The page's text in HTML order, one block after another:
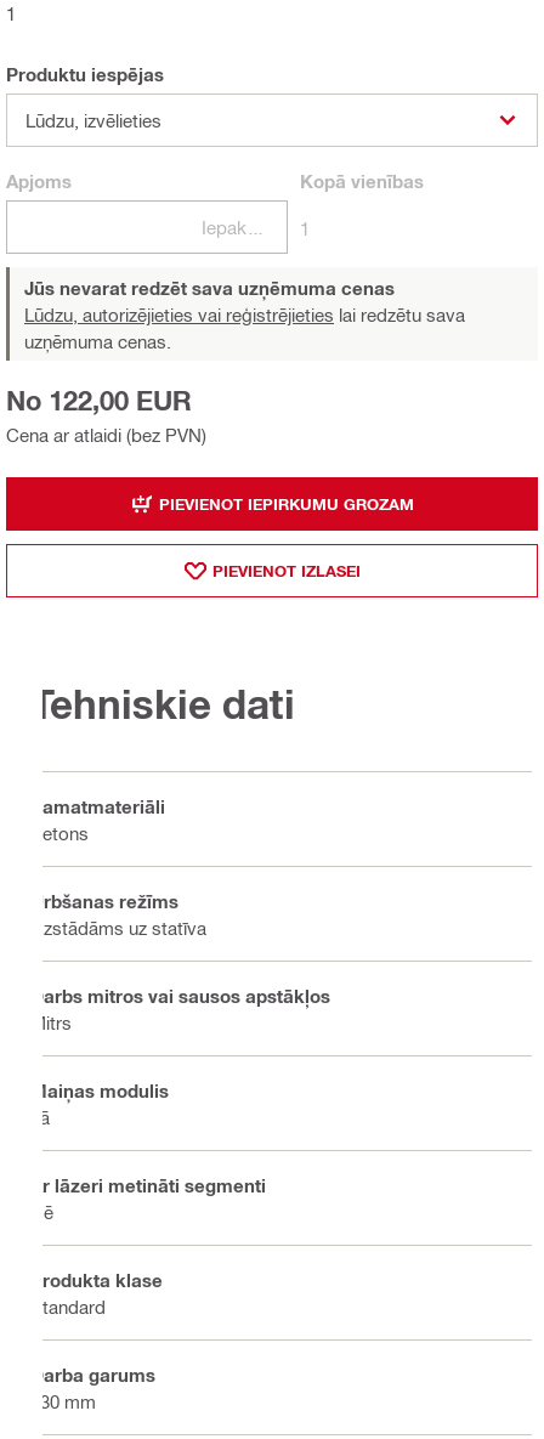
1
Produktu iespējas
Lūdzu, izvēlieties
Apjoms Kopā vienības
1
Jūs nevarat redzēt sava uzņēmuma cenas
Lūdzu, autorizējieties vai reģistrējieties lai redzētu sava
uzņēmuma cenas.
Cena ar atlaidi (bez PVN)
No 122,00 EUR
PIEVIENOT IEPIRKUMU GROZAM
PIEVIENOT IZLASEI
Tehniskie dati
Pamatmateriāli
Betons
Urbšanas režīms
Uzstādāms uz statīva
Darbs mitros vai sausos apstākļos
Mitrs
Maiņas modulis
Jā
Ar lāzeri metināti segmenti
Nē
Produkta klase
Standard
Darba garums
430 mm